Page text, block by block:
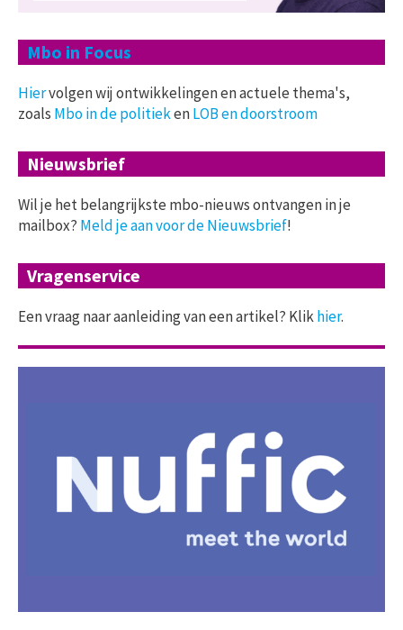
Mbo in Focus
Hiervolgen wij ontwikkelingen en actuele thema's,
zoals Mbo in de politiekenLOB en doorstroom
Nieuwsbrief
Wil je het belangrijkste mbo-nieuws ontvangen in je
mailbox? Meld je aan voor de Nieuwsbrief!
Vragenservice
Een vraag naar aanleiding van een artikel? Klikhier.